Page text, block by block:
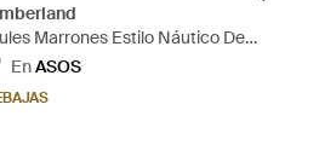
Marrones Estilo Náutico De
Classic De - Marrón
EnASOS